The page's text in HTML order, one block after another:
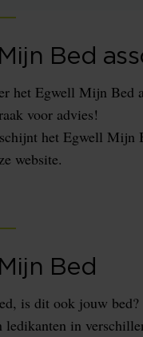
Bed
het Egwell Mijn Bed
voor advies!
het Egwell Mijn
website.
Bed
is dit ook jouw bed?
ledikanten in